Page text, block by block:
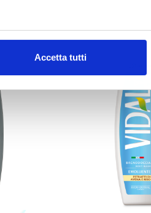
Accetta tutti